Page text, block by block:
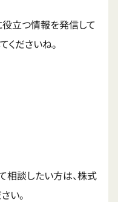
立つ情報を発信して
くださいね。
談したい方は、株式
い。